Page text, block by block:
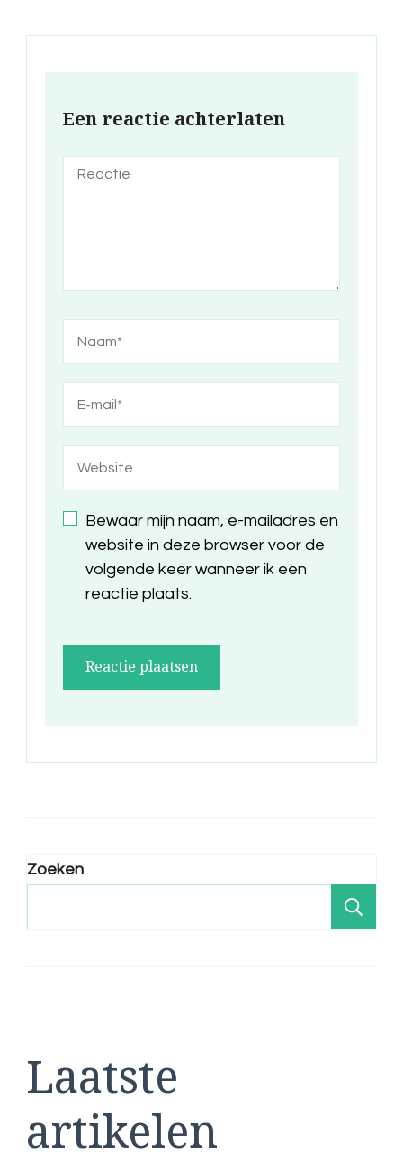
Een reactie achterlaten
Bewaar mijn naam, e-mailadres en
website in deze browser voor de
volgende keer wanneer ik een
reactie plaats.
Zoeken
Laatste
artikelen